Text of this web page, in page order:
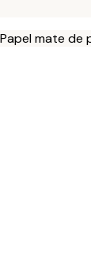
Papel mate de